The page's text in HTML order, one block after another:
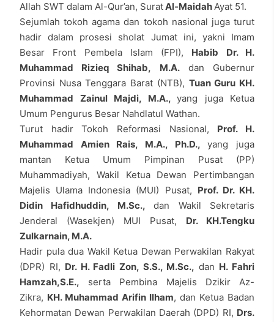
Allah SWT dalam Al-Qur’an, SuratAl-MaidahAyat 51.
Sejumlah tokoh agama dan tokoh nasional juga turut
hadir dalam prosesi sholat Jumat ini, yakni Imam
Besar Front Pembela Islam (FPI), Habib Dr. H.
Muhammad Rizieq Shihab, M.A.dan Gubernur
Provinsi Nusa Tenggara Barat (NTB), Tuan Guru KH.
Muhammad Zainul Majdi, M.A., yang juga Ketua
Umum Pengurus Besar Nahdlatul Wathan.
Turut hadir Tokoh Reformasi Nasional, Prof. H.
Muhammad Amien Rais, M.A., Ph.D.,yang juga
mantan Ketua Umum Pimpinan Pusat (PP)
Muhammadiyah, Wakil Ketua Dewan Pertimbangan
Majelis Ulama Indonesia (MUI) Pusat, Prof. Dr. KH.
Didin Hafidhuddin, M.Sc.,dan Wakil Sekretaris
Jenderal (Wasekjen) MUI Pusat, Dr. KH.Tengku
Zulkarnain, M.A.
Hadir pula dua Wakil Ketua Dewan Perwakilan Rakyat
(DPR) RI, Dr. H. Fadli Zon, S.S., M.Sc., dan H. Fahri
Hamzah,S.E., serta Pembina Majelis Dzikir Az-
Zikra, KH. Muhammad Arifin Ilham, dan Ketua Badan
Kehormatan Dewan Perwakilan Daerah (DPD) RI, Drs.